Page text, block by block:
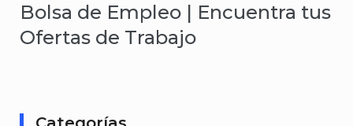
Bolsa de Empleo | Encuentra tus
Ofertas de Trabajo